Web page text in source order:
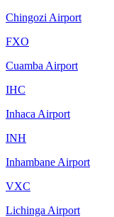
Chingozi Airport
FXO
Cuamba Airport
IHC
Inhaca Airport
INH
Inhambane Airport
VXC
Lichinga Airport